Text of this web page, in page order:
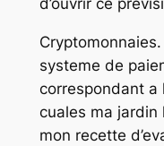
d’ouvrir ce
systeme de
correspondant a
cuales ma
mon recette